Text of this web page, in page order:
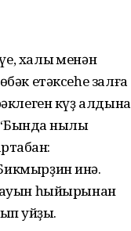
халыҡ менән
етәксеһе залға
күҙ алдына
ныҡлы
инә.
һыйырынан
ҡуйҙы.